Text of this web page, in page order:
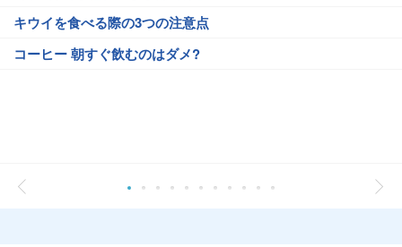
キウイを食べる際の3つの注意点
コーヒー 朝すぐ飲むのはダメ?